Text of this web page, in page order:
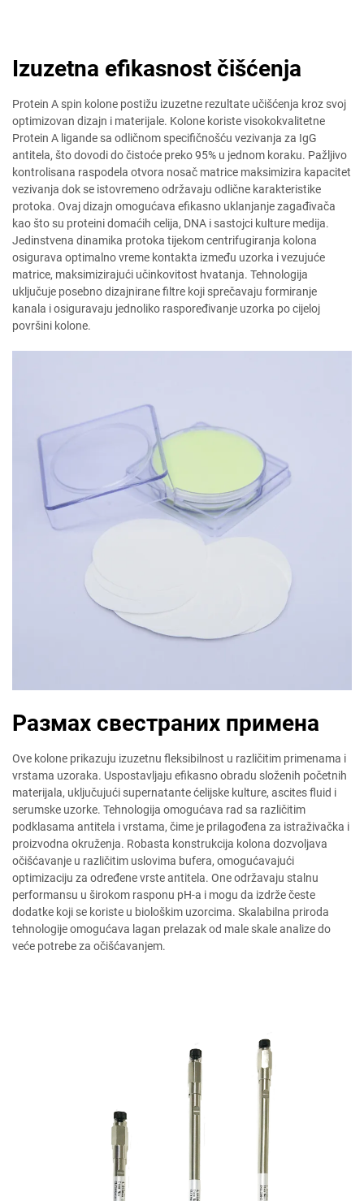
Izuzetna efikasnost čišćenja
Protein A spin kolone postižu izuzetne rezultate učišćenja kroz svoj
optimizovan dizajn i materijale. Kolone koriste visokokvalitetne
Protein A ligande sa odličnom specifičnošću vezivanja za IgG
antitela, što dovodi do čistoće preko 95% u jednom koraku. Pažljivo
kontrolisana raspodela otvora nosač matrice maksimizira kapacitet
vezivanja dok se istovremeno održavaju odlične karakteristike
protoka. Ovaj dizajn omogućava efikasno uklanjanje zagađivača
kao što su proteini domaćih celija, DNA i sastojci kulture medija.
Jedinstvena dinamika protoka tijekom centrifugiranja kolona
osigurava optimalno vreme kontakta između uzorka i vezujuće
matrice, maksimizirajući učinkovitost hvatanja. Tehnologija
uključuje posebno dizajnirane filtre koji sprečavaju formiranje
kanala i osiguravaju jednoliko raspoređivanje uzorka po cijeloj
površini kolone.
Размах свестраних примена
Ove kolone prikazuju izuzetnu fleksibilnost u različitim primenama i
vrstama uzoraka. Uspostavljaju efikasno obradu složenih početnih
materijala, uključujući supernatante ćelijske kulture, ascites fluid i
serumske uzorke. Tehnologija omogućava rad sa različitim
podklasama antitela i vrstama, čime je prilagođena za istraživačka i
proizvodna okruženja. Robasta konstrukcija kolona dozvoljava
očišćavanje u različitim uslovima bufera, omogućavajući
optimizaciju za određene vrste antitela. One održavaju stalnu
performansu u širokom rasponu pH-a i mogu da izdrže česte
dodatke koji se koriste u biološkim uzorcima. Skalabilna priroda
tehnologije omogućava lagan prelazak od male skale analize do
veće potrebe za očišćavanjem.